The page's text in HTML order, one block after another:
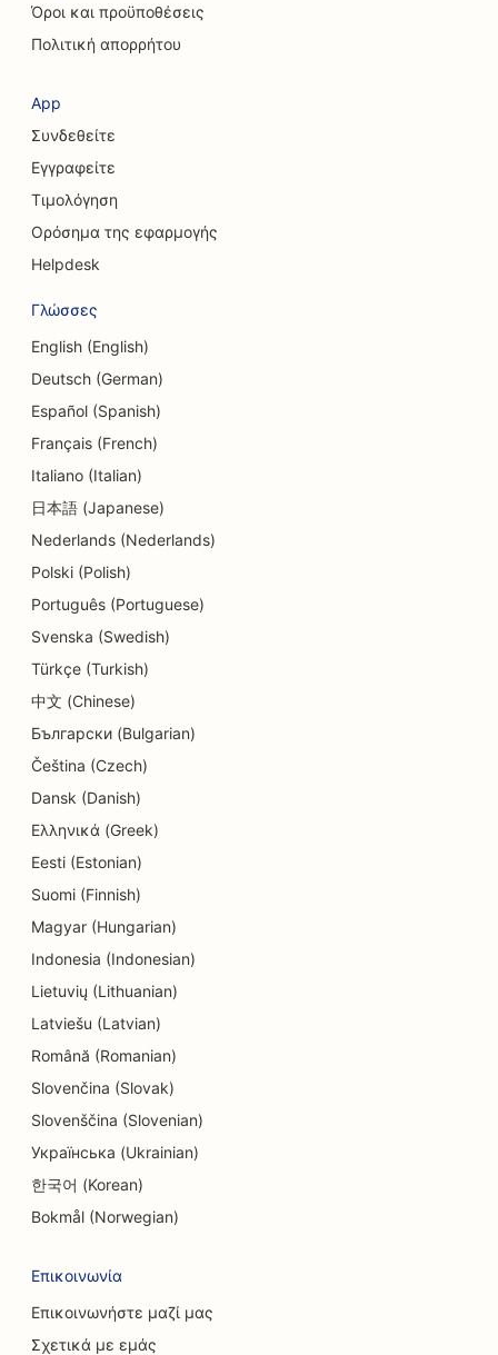
SEO για εταιρείες συμβούλων
SEO για υπηρεσίες ανταλλαγής νομισμάτων
SEO για κρανιοπροσωπικούς χειρουργούς
SEO για Πιστωτικά Σωματεία
SEO για στούντιο χορού
SEO για κέντρα ημερήσιας φροντίδας
SEO για υπηρεσίες συμβουλευτικής χρέους
SEO για οδοντιατρικές κλινικές
SEO για Delis
SEO για Diners
SEO για υπηρεσίες δερμοαπόξεσης
SEO για καταστήματα Donut
SEO για υπηρεσίες εκπαίδευσης και παιδικής
φροντίδας
SEO για ηλεκτρολόγους
SEO για καταστήματα ηλεκτρονικών ειδών
SEO για ενδοδοντολόγους
SEO για ψυχαγωγία &amp; αναψυχή
EO για εθνοτικά εστιατόρια
SEO για δωμάτια απόδρασης
SEO για οικογενειακά εστιατόρια
SEO για οικονομικούς σχεδιαστές
SEO για χρηματοπιστωτικές υπηρεσίες
Όροι και προϋποθέσεις
Πολιτική απορρήτου
App
Συνδεθείτε
Εγγραφείτε
Τιμολόγηση
Ορόσημα της εφαρμογής
Helpdesk
Γλώσσες
English (English)
Deutsch (German)
Español (Spanish)
Français (French)
Italiano (Italian)
日本語 (Japanese)
Nederlands (Nederlands)
Polski (Polish)
Português (Portuguese)
Svenska (Swedish)
Türkçe (Turkish)
中文 (Chinese)
Български (Bulgarian)
Čeština (Czech)
Dansk (Danish)
Ελληνικά (Greek)
Eesti (Estonian)
Suomi (Finnish)
Magyar (Hungarian)
Indonesia (Indonesian)
Lietuvių (Lithuanian)
Latviešu (Latvian)
Română (Romanian)
Slovenčina (Slovak)
Slovenščina (Slovenian)
Українська (Ukrainian)
한국어 (Korean)
Bokmål (Norwegian)
Επικοινωνία
Επικοινωνήστε μαζί μας
Σχετικά με εμάς